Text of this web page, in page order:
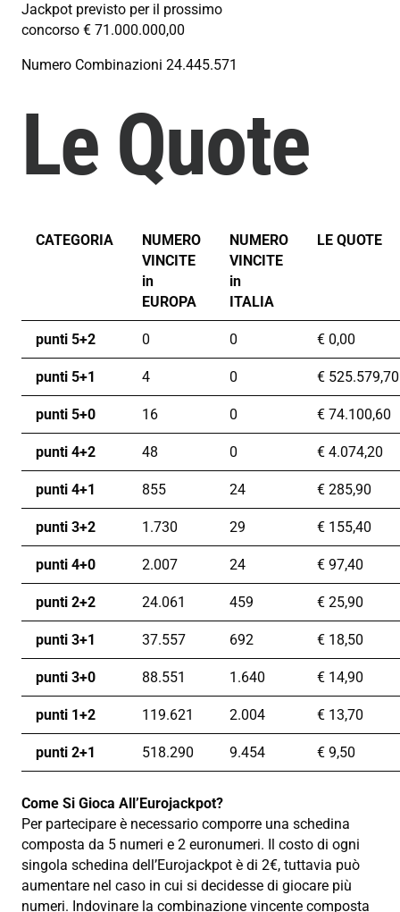
Jackpot previsto per il prossimo
concorso € 71.000.000,00
Numero Combinazioni 24.445.571
Le Quote
CATEGORIA
NUMERO
VINCITE
in
EUROPA
NUMERO
VINCITE
in
ITALIA
LE QUOTE
punti 5+2 0 0 € 0,00
punti 5+1 4 0 € 525.579,70
punti 5+0 16 0 € 74.100,60
punti 4+2 48 0 € 4.074,20
punti 4+1 855 24 € 285,90
punti 3+2 1.730 29 € 155,40
punti 4+0 2.007 24 € 97,40
punti 2+2 24.061 459 € 25,90
punti 3+1 37.557 692 € 18,50
punti 3+0 88.551 1.640 € 14,90
punti 1+2 119.621 2.004 € 13,70
punti 2+1 518.290 9.454 € 9,50
Come Si Gioca All’Eurojackpot?
Per partecipare è necessario comporre una schedina
composta da 5 numeri e 2 euronumeri. Il costo di ogni
singola schedina dell’Eurojackpot è di 2€, tuttavia può
aumentare nel caso in cui si decidesse di giocare più
numeri. Indovinare la combinazione vincente composta